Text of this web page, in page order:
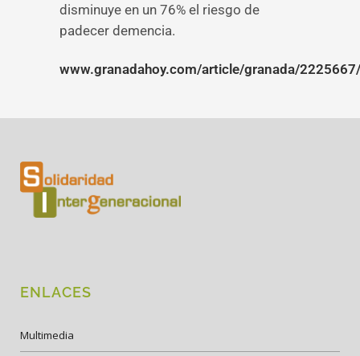
disminuye en un 76% el riesgo de
padecer demencia.
www.granadahoy.com/article/granada/
ENLACES
Multimedia